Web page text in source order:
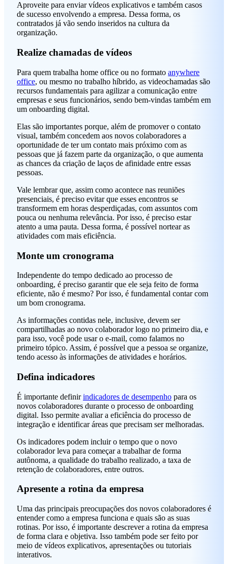
Aproveite para enviar vídeos explicativos e também casos
de sucesso envolvendo a empresa. Dessa forma, os
contratados já vão sendo inseridos na cultura da
organização.
Realize chamadas de vídeos
Para quem trabalha home office ou no formato anywhere
office, ou mesmo no trabalho híbrido, as videochamadas são
recursos fundamentais para agilizar a comunicação entre
empresas e seus funcionários, sendo bem-vindas também em
um onboarding digital.
Elas são importantes porque, além de promover o contato
visual, também concedem aos novos colaboradores a
oportunidade de ter um contato mais próximo com as
pessoas que já fazem parte da organização, o que aumenta
as chances da criação de laços de afinidade entre essas
pessoas.
Vale lembrar que, assim como acontece nas reuniões
presenciais, é preciso evitar que esses encontros se
transformem em horas desperdiçadas, com assuntos com
pouca ou nenhuma relevância. Por isso, é preciso estar
atento a uma pauta. Dessa forma, é possível nortear as
atividades com mais eficiência.
Monte um cronograma
Independente do tempo dedicado ao processo de
onboarding, é preciso garantir que ele seja feito de forma
eficiente, não é mesmo? Por isso, é fundamental contar com
um bom cronograma.
As informações contidas nele, inclusive, devem ser
compartilhadas ao novo colaborador logo no primeiro dia, e
para isso, você pode usar o e-mail, como falamos no
primeiro tópico. Assim, é possível que a pessoa se organize,
tendo acesso às informações de atividades e horários.
Defina indicadores
É importante definirindicadores de desempenho para os
novos colaboradores durante o processo de onboarding
digital. Isso permite avaliar a eficiência do processo de
integração e identificar áreas que precisam ser melhoradas.
Os indicadores podem incluir o tempo que o novo
colaborador leva para começar a trabalhar de forma
autônoma, a qualidade do trabalho realizado, a taxa de
retenção de colaboradores, entre outros.
Apresente a rotina da empresa
Uma das principais preocupações dos novos colaboradores é
entender como a empresa funciona e quais são as suas
rotinas. Por isso, é importante descrever a rotina da empresa
de forma clara e objetiva. Isso também pode ser feito por
meio de vídeos explicativos, apresentações ou tutoriais
interativos.